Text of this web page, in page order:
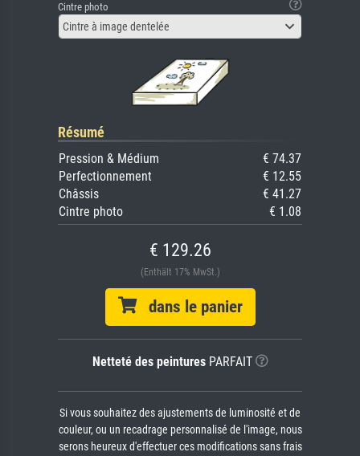
Cintre photo
Cintre à image dentelée
Résumé
Pression & Médium
€ 74.37
Perfectionnement
€ 12.55
Châssis
€ 41.27
Cintre photo
€ 1.08
€ 129.26
(Enthält 17% MwSt.)
dans le panier
Netteté des peinturesPARFAIT
Si vous souhaitez des ajustements de luminosité et de
couleur, ou un recadrage personnalisé de l'image, nous
serons heureux d'effectuer ces modifications sans frais